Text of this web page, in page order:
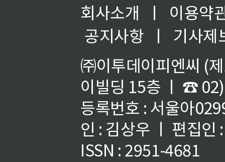
회사소개 ㅣ
이용약
공지사항
ㅣ
기사제
㈜이투데이피엔씨 (
이빌딩 15층 ㅣ ☎
등록번호 : 서울아
인 : 김상우 ㅣ 편집인
ISSN : 2951-4681